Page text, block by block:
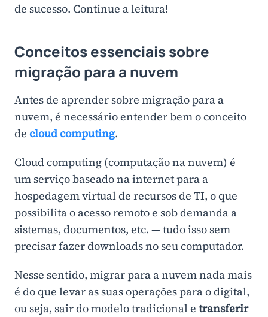
de sucesso. Continue a leitura!
Conceitos essenciais sobre
migração para a nuvem
Antes de aprender sobre migração para a
nuvem, é necessário entender bem o conceito
de cloud computing.
Cloud computing (computação na nuvem) é
um serviço baseado na internet para a
hospedagem virtual de recursos de TI, o que
possibilita o acesso remoto e sob demanda a
sistemas, documentos, etc. — tudo isso sem
precisar fazer downloads no seu computador.
Nesse sentido, migrar para a nuvem nada mais
é do que levar as suas operações para o digital,
ou seja, sair do modelo tradicional e transferir